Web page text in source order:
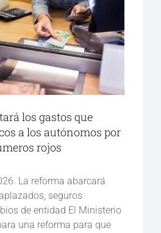
los gastos que
a los autónomos por
rojos
La reforma abarcará
seguros
de entidad El Ministerio
una reforma para que